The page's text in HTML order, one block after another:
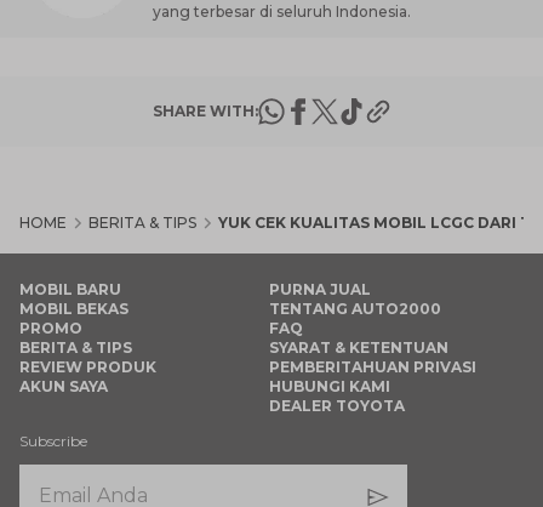
yang terbesar di seluruh Indonesia.
SHARE WITH:
HOME BERITA & TIPS YUK CEK KUALITAS MOBIL LCGC DARI
MOBIL BARU
MOBIL BEKAS
PROMO
BERITA & TIPS
REVIEW PRODUK
AKUN SAYA
PURNA JUAL
TENTANG AUTO2000
FAQ
SYARAT & KETENTUAN
PEMBERITAHUAN PRIVASI
HUBUNGI KAMI
DEALER TOYOTA
Subscribe